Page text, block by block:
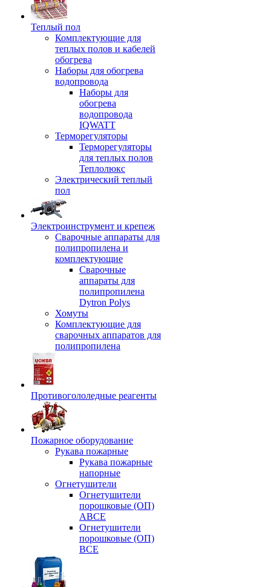
Теплый пол
Комплектующие для
теплых полов и кабелей
обогрева
Наборы для обогрева
водопровода
Наборы для
обогрева
водопровода
IQWATT
Терморегуляторы
Терморегуляторы
для теплых полов
Теплолюкс
Электрический теплый
пол
Электроинструмент и крепеж
Сварочные аппараты для
полипропилена и
комплектующие
Сварочные
аппараты для
полипропилена
Dytron Polys
Хомуты
Комплектующие для
сварочных аппаратов для
полипропилена
Противогололедные реагенты
Пожарное оборудование
Рукава пожарные
Рукава пожарные
напорные
Огнетушители
Огнетушители
порошковые (ОП)
АВСЕ
Огнетушители
порошковые (ОП)
ВСЕ